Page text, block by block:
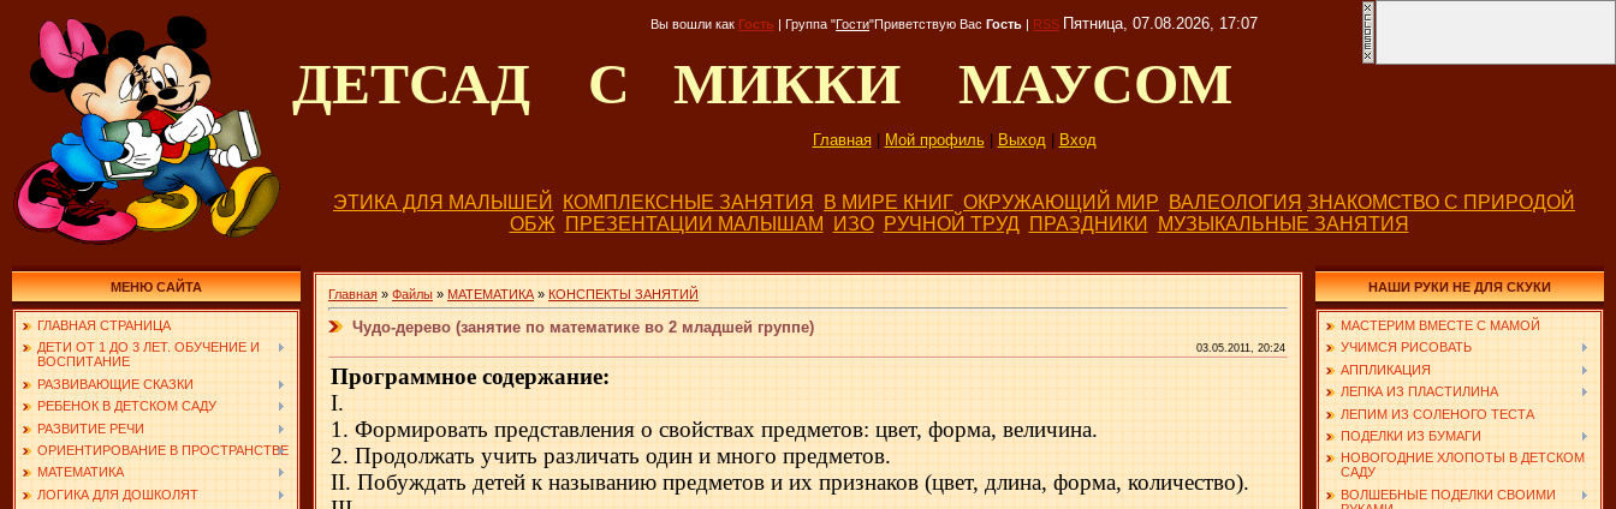
Вы вошли как Гость | Группа "Гости"Приветствую Вас Гость | RSS Пятница, 07.08.2026, 17:07
ДЕТСАД С МИККИ МАУСОМ
Главная| Мой профиль| Выход| Вход
ЭТИКА ДЛЯ МАЛЫШЕЙ КОМПЛЕКСНЫЕ ЗАНЯТИЯ В МИРЕ КНИГ ОКРУЖАЮЩИЙ МИР ВАЛЕОЛОГИЯ ЗНАКОМСТВО С ПРИРОДОЙ
ОБЖ
ПРЕЗЕНТАЦИИ МАЛЫШАМ ИЗО РУЧНОЙ ТРУД ПРАЗДНИКИ МУЗЫКАЛЬНЫЕ ЗАНЯТИЯ
МЕНЮ САЙТА
ГЛАВНАЯ СТРАНИЦА
ДЕТИ ОТ 1 ДО 3 ЛЕТ. ОБУЧЕНИЕ И
ВОСПИТАНИЕ
РАЗВИВАЮЩИЕ СКАЗКИ
РЕБЕНОК В ДЕТСКОМ САДУ
РАЗВИТИЕ РЕЧИ
ОРИЕНТИРОВАНИЕ В ПРОСТРАНСТВЕ
МАТЕМАТИКА
ЛОГИКА ДЛЯ ДОШКОЛЯТ
Главная » Файлы » МАТЕМАТИКА » КОНСПЕКТЫ ЗАНЯТИЙ
Чудо-дерево (занятие по математике во 2 младшей группе)
03.05.2011, 20:24
Программное содержание:
I.
1. Формировать представления о свойствах предметов: цвет, форма, величина.
2. Продолжать учить различать один и много предметов.
II. Побуждать детей к называнию предметов и их признаков (цвет, длина, форма, количество).
НАШИ РУКИ НЕ ДЛЯ СКУКИ
МАСТЕРИМ ВМЕСТЕ С МАМОЙ
УЧИМСЯ РИСОВАТЬ
АППЛИКАЦИЯ
ЛЕПКА ИЗ ПЛАСТИЛИНА
ЛЕПИМ ИЗ СОЛЕНОГО ТЕСТА
ПОДЕЛКИ ИЗ БУМАГИ
НОВОГОДНИЕ ХЛОПОТЫ В ДЕТСКОМ
САДУ
ВОЛШЕБНЫЕ ПОДЕЛКИ СВОИМИ